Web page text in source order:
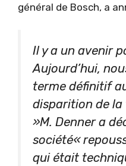
général de Bosch, a
Il y a un avenir
Aujourd’hui,
terme définitif
disparition de la
»M. Denner a
société«
qui était